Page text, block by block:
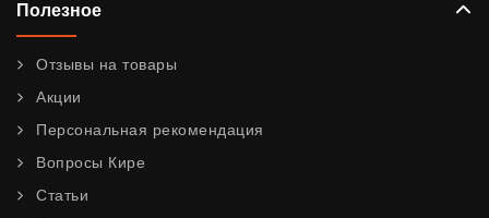
Полезное
Отзывы на товары
Акции
Персональная рекомендация
Вопросы Кире
Статьи